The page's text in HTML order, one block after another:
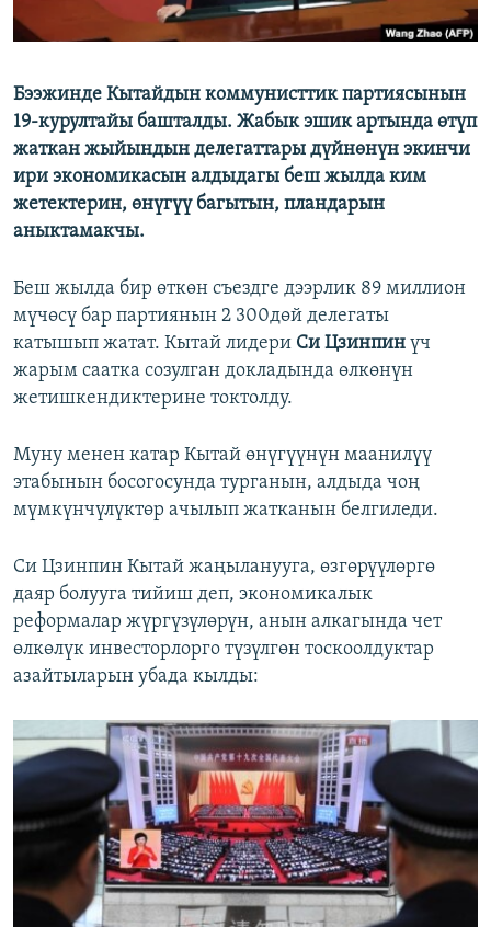
Бээжинде Кытайдын коммунисттик партиясынын
19-курултайы башталды. Жабык эшик артында өтүп
жаткан жыйындын делегаттары дүйнөнүн экинчи
ири экономикасын алдыдагы беш жылда ким
жетектерин, өнүгүү багытын, пландарын
аныктамакчы.
Беш жылда бир өткөн съездге дээрлик 89 миллион
мүчөсү бар партиянын 2 300дөй делегаты
катышып жатат. Кытай лидери Си Цзинпин үч
жарым саатка созулган докладында өлкөнүн
жетишкендиктерине токтолду.
Муну менен катар Кытай өнүгүүнүн маанилүү
этабынын босогосунда турганын, алдыда чоң
мүмкүнчүлүктөр ачылып жатканын белгиледи.
Си Цзинпин Кытай жаңыланууга, өзгөрүүлөргө
даяр болууга тийиш деп, экономикалык
реформалар жүргүзүлөрүн, анын алкагында чет
өлкөлүк инвесторлорго түзүлгөн тоскоолдуктар
азайтыларын убада кылды: